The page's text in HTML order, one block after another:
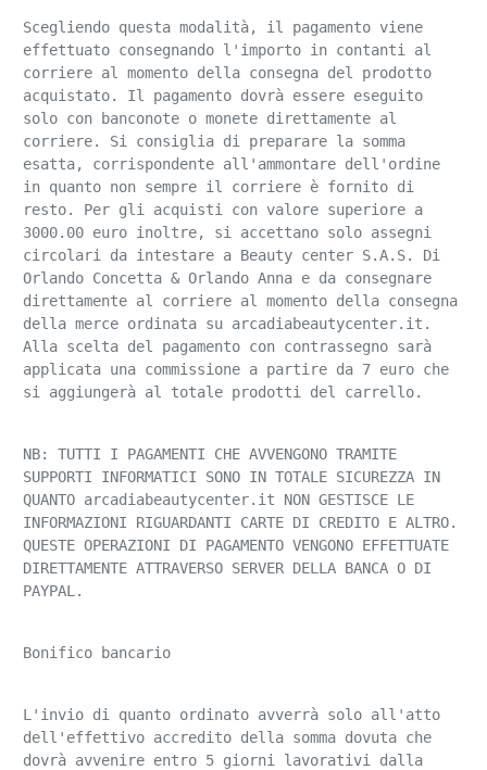
Scegliendo questa modalità, il pagamento viene
effettuato consegnando l'importo in contanti al
corriere al momento della consegna del prodotto
acquistato. Il pagamento dovrà essere eseguito
solo con banconote o monete direttamente al
corriere. Si consiglia di preparare la somma
esatta, corrispondente all'ammontare dell'ordine
in quanto non sempre il corriere è fornito di
resto. Per gli acquisti con valore superiore a
3000.00 euro inoltre, si accettano solo assegni
circolari da intestare a Beauty center S.A.S. Di
Orlando Concetta & Orlando Anna e da consegnare
direttamente al corriere al momento della consegna
della merce ordinata su arcadiabeautycenter.it.
Alla scelta del pagamento con contrassegno sarà
applicata una commissione a partire da 7 euro che
si aggiungerà al totale prodotti del carrello.
NB: TUTTI I PAGAMENTI CHE AVVENGONO TRAMITE
SUPPORTI INFORMATICI SONO IN TOTALE SICUREZZA IN
QUANTO arcadiabeautycenter.it NON GESTISCE LE
INFORMAZIONI RIGUARDANTI CARTE DI CREDITO E ALTRO.
QUESTE OPERAZIONI DI PAGAMENTO VENGONO EFFETTUATE
DIRETTAMENTE ATTRAVERSO SERVER DELLA BANCA O DI
PAYPAL.
Bonifico bancario
L'invio di quanto ordinato avverrà solo all'atto
dell'effettivo accredito della somma dovuta che
dovrà avvenire entro 5 giorni lavorativi dalla